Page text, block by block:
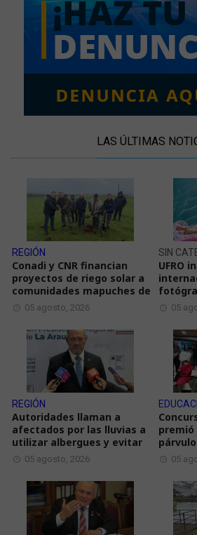
LAS ÚLTIMAS
REGIÓN
Conadi y CNR financian
proyectos de riego solar a
comunidades mapuches de
05 agosto, 2026
SIN
UFRO
05
REGIÓN
Autoridades llaman a
afectados por las lluvias a
utilizar albergues y evitar
05 agosto, 2026 05